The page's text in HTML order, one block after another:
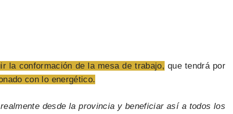
la conformación de la mesa de trabajo, que tendrá por
con lo energético.
desde la provincia y beneficiar así a todos los